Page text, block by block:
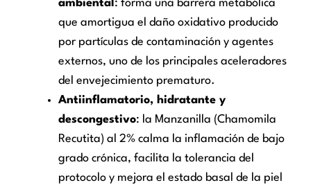
ambiental : forma una barrera metabólica
que amortigua el daño oxidativo producido
por partículas de contaminación y agentes
externos, uno de los principales aceleradores
del envejecimiento prematuro.
Antiinflamatorio, hidratante y
descongestivo: la Manzanilla (Chamomila
Recutita) al 2% calma la inflamación de bajo
grado crónica, facilita la tolerancia del
protocolo y mejora el estado basal de la piel